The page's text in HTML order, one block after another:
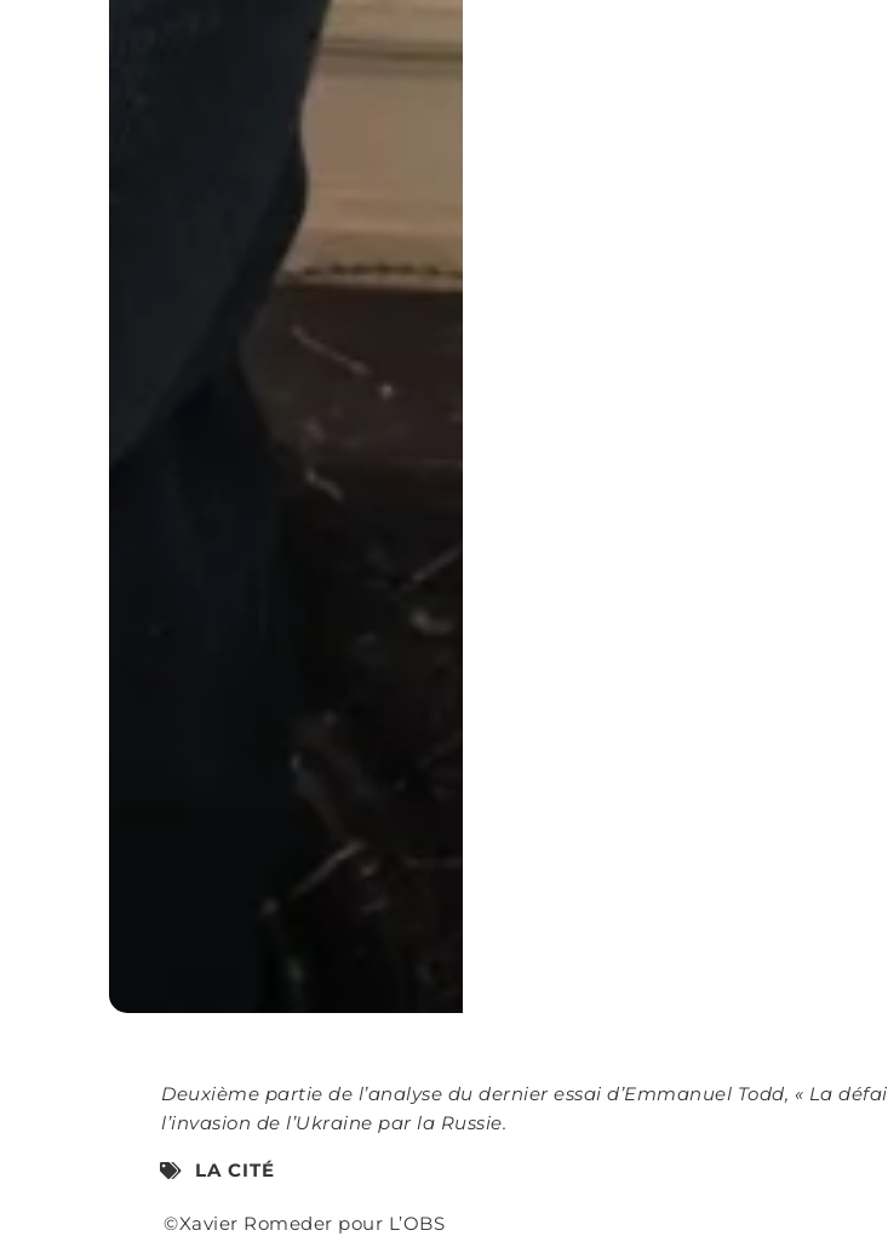
Deuxième partie de l’analyse du dernier essai d’Emmanuel Todd, « La
l’invasion de l’Ukraine par la Russie.
LA CITÉ
©Xavier Romeder pour L’OBS